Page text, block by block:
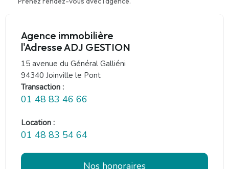
Agence immobilière
l'Adresse ADJ GESTION
15 avenue du Général Galliéni
94340 Joinville le Pont
Transaction :
01 48 83 46 66
Location :
01 48 83 54 64
Nos honoraires